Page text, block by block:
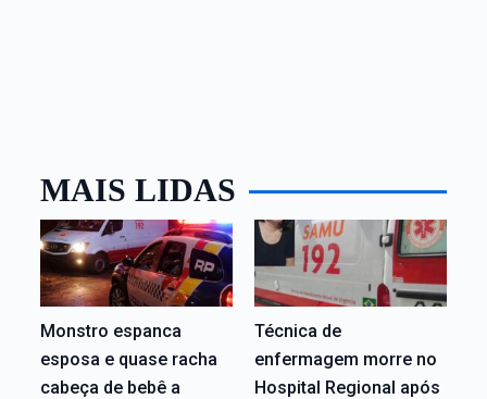
MAIS LIDAS
Monstro espanca
esposa e quase racha
cabeça de bebê a
Técnica de
enfermagem morre no
Hospital Regional após